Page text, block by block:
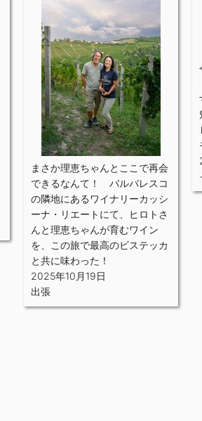
まさか理恵ちゃんとここで再会
できるなんて！ バルバレスコ
の隣地にあるワイナリーカッシ
ーナ・リエートにて、ヒロトさ
んと理恵ちゃんが育むワイン
を、この旅で最高のビステッカ
と共に味わった！
2025年10月19日
出張